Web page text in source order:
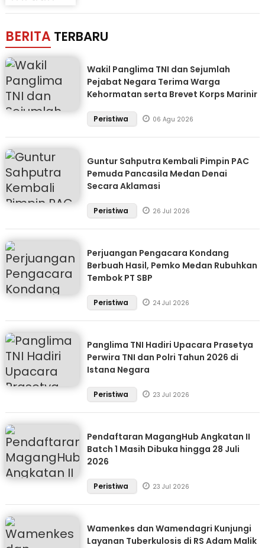
BERITA TERBARU
Wakil Panglima TNI dan Sejumlah
Pejabat Negara Terima Warga
Kehormatan serta Brevet Korps Marinir
Peristiwa 06 Agu 2026
Guntur Sahputra Kembali Pimpin PAC
Pemuda Pancasila Medan Denai
Secara Aklamasi
Peristiwa 26 Jul 2026
Perjuangan Pengacara Kondang
Berbuah Hasil, Pemko Medan Rubuhkan
Tembok PT SBP
Peristiwa 24 Jul 2026
Panglima TNI Hadiri Upacara Prasetya
Perwira TNI dan Polri Tahun 2026 di
Istana Negara
Peristiwa 23 Jul 2026
Pendaftaran MagangHub Angkatan II
Batch 1 Masih Dibuka hingga 28 Juli
2026
Peristiwa 23 Jul 2026
Wamenkes dan Wamendagri Kunjungi
Layanan Tuberkulosis di RS Adam Malik